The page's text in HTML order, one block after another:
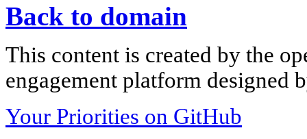
Back to domain
This content is created by the
engagement platform designed
Your Priorities on GitHub